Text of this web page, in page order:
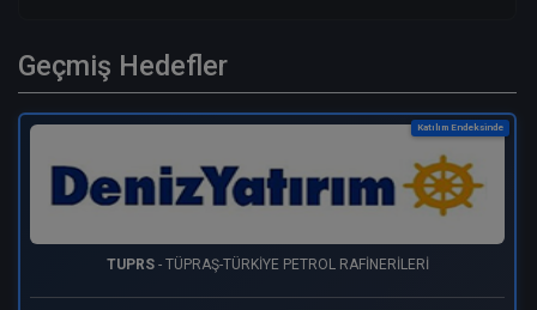
Geçmiş Hedefler
Katılım Endeksinde
TUPRS- TÜPRAŞ-TÜRKİYE PETROL RAFİNERİLERİ